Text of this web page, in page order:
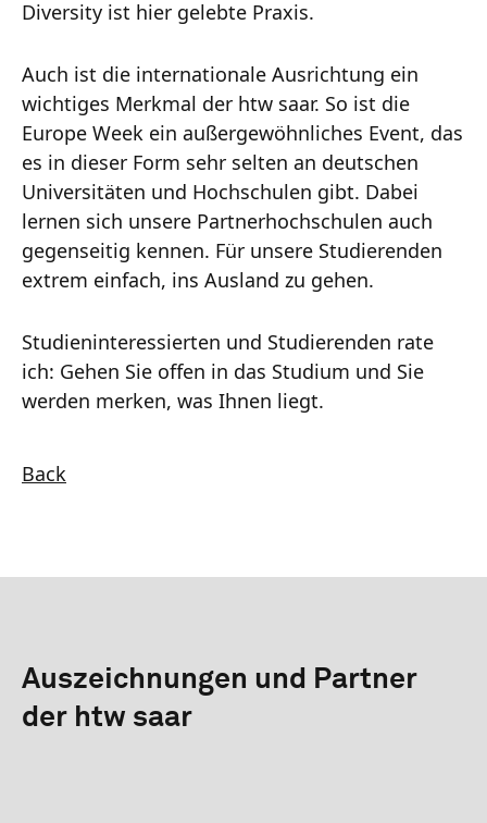
Diversity ist hier gelebte Praxis.
Auch ist die internationale Ausrichtung ein
wichtiges Merkmal der htw saar. So ist die
Europe Week ein außergewöhnliches Event, das
es in dieser Form sehr selten an deutschen
Universitäten und Hochschulen gibt. Dabei
lernen sich unsere Partnerhochschulen auch
gegenseitig kennen. Für unsere Studierenden
extrem einfach, ins Ausland zu gehen.
Studieninteressierten und Studierenden rate
ich: Gehen Sie offen in das Studium und Sie
werden merken, was Ihnen liegt.
Back
Auszeichnungen und Partner
der htw saar